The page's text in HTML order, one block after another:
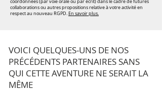
coordonnées (par voie orale ou par écrit) dans le cadre de futures
collaborations ou autres propositions relative à votre activité en
respect au nouveau RGPD.En savoir plus.
VOICI QUELQUES-UNS DE NOS
PRÉCÉDENTS PARTENAIRES SANS
QUI CETTE AVENTURE NE SERAIT LA
MÊME